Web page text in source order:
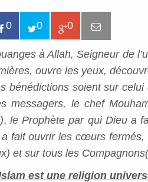
0 0 0
à Allah, Seigneur de
ouvre les yeux,
bénédictions soient sur
messagers, le chef
, le Prophète par qui Dieu a
fait ouvrir les cœurs fermés,
et sur tous les
est une religion